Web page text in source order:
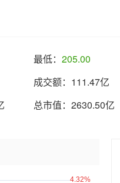
最低： 205.00
成交额： 111.47亿
总市值： 2630.50亿